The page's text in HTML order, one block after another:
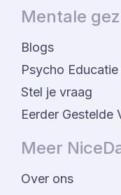
Mentale
Blogs
Psycho Educatie
Stel je vraag
Eerder Gestelde
Meer
Over ons